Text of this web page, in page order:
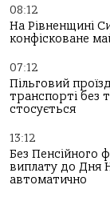
08:12
На Рівненщині
конфісковане
07:12
Пільговий
транспорті без
стосується
13:12
Без Пенсійного
виплату до Дня
автоматично